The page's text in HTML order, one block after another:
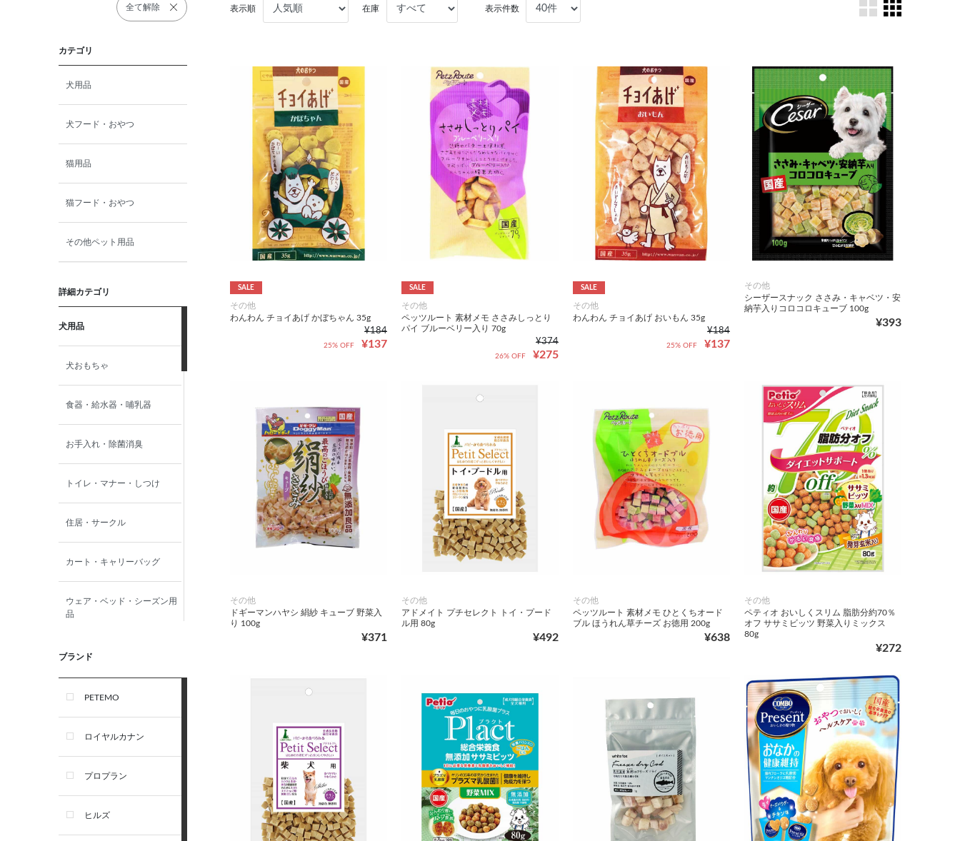
全て解除
カテゴリ
犬用品
犬フード・おやつ
猫用品
猫フード・おやつ
その他ペット用品
詳細カテゴリ
犬用品
犬おもちゃ
食器・給水器・哺乳器
お手入れ・除菌消臭
トイレ・マナー・しつけ
住居・サークル
カート・キャリーバッグ
ウェア・ベッド・シーズン用
品
首輪・ハーネス(胴輪)・リー
イ・ウェット）
犬ドライフード
ブランド
PETEMO
ロイヤルカナン
プロプラン
ヒルズ
表示順 在庫 表示件数
SALE
その他
わんわん チョイあげ かぼちゃん 35g
¥184
¥137
25% OFF
SALE
その他
ペッツルート 素材メモ ささみしっとり
パイ ブルーベリー入り 70g
¥374
¥275
26% OFF
SALE
その他
わんわん チョイあげ おいもん 35g
¥184
¥137
25% OFF
その他
シーザースナック ささみ・キャベツ・安
納芋入りコロコロキューブ 100g
¥393
その他
ドギーマンハヤシ 絹紗 キューブ 野菜入
り 100g
¥371
その他
アドメイト プチセレクト トイ・プード
ル用 80g
¥492
その他
ペッツルート 素材メモ ひとくちオード
ブル ほうれん草チーズ お徳用 200g
¥638
その他
ペティオ おいしくスリム 脂肪分約70％
オフ ササミビッツ 野菜入りミックス
80g
¥272